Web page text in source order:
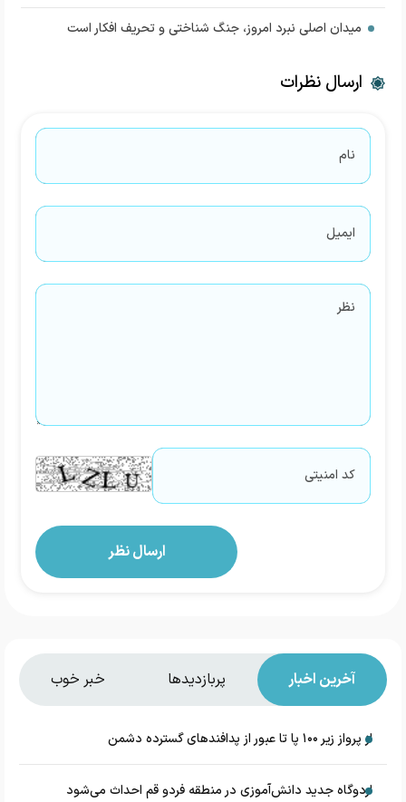
میدان اصلی نبرد امروز، جنگ شناختی و تحریف افکار است
ارسال نظرات
آخرین اخبار پربازدیدها خبر خوب
از پرواز زیر ۱۰۰ پا تا عبور از پدافند‌های گسترده دشمن
اردوگاه جدید دانش‌آموزی در منطقه فردو قم احداث می‌شود